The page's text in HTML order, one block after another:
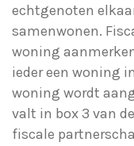
echtgenoten
samenwonen.
woning
ieder een woning
woning wordt
valt in box 3 van
fiscale